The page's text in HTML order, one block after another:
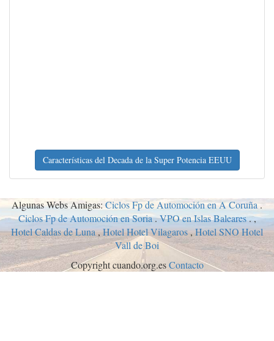
Características del Decada de la Super Potencia EEUU
Algunas Webs Amigas: Ciclos Fp de Automoción en A Coruña .
Ciclos Fp de Automoción en Soria.VPO en Islas Baleares. ,
Hotel Caldas de Luna,Hotel Hotel Vilagaros,Hotel SNO Hotel
Vall de Boi
Copyright cuando.org.esContacto